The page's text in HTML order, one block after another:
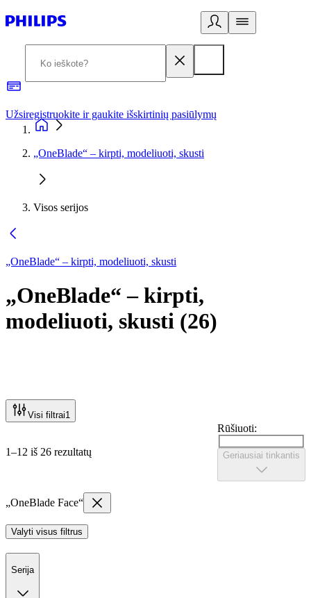
Užsiregistruokite ir gaukite išskirtinių pasiūlymų
„OneBlade“ – kirpti, modeliuoti, skusti
Visos serijos
„OneBlade“ – kirpti, modeliuoti, skusti
„OneBlade“ – kirpti,
modeliuoti, skusti (26)
Visi filtrai1
1–12 iš 26 rezultatų
Rūšiuoti:
Geriausiai tinkantis
„OneBlade Face“
Valyti visus filtrus
Serija